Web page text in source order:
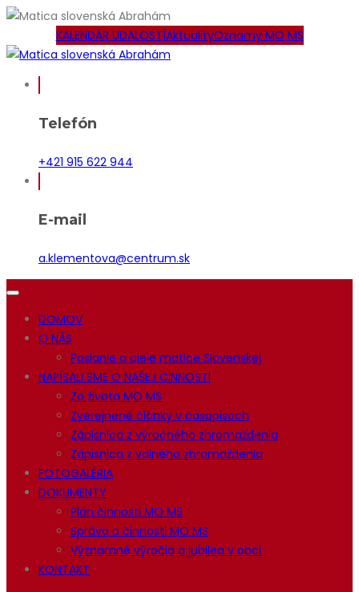
KALENDÁR UDALOSTÍAktualityOznamy MO MS
Telefón
+421 915 622 944
E-mail
a.klementova@centrum.sk
DOMOV
O NÁS
Poslanie a ciele matice Slovenskej
NAPÍSALI SME O NAŠEJ ČINNOSTI
Zo života MO MS
Zverejnené články v časopisoch
Zápisnica z výročného zhromaždenia
Zápisnica z valného zhromaždenia
FOTOGALÉRIA
DOKUMENTY
Plán činnosti MO MS
Správa o činnosti MO MS
Významné výročia a jubilea v obci
KONTAKT